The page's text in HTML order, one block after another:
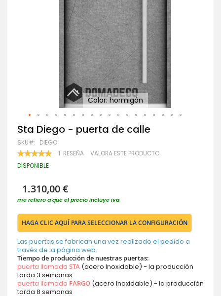
Color: hormigón
Saltar
al
comienzo
de
la
galería
imágenes
Sta Diego - puerta de calle
SKU DIEGO
VALORACIÓN:
100 100
1 RESEÑA VALORA ESTE PRODUCTO
DISPONIBLE
1.310,00 €
me refiero a que el precio incluye iva
HAGA CLIC AQUÍ PARA SELECCIONAR LA CONFIGURACIÓN
Las puertas se fabrican una vez realizado el pedido a
través de la página web.
Tiempo de producción de nuestras puertas:
puerta llamada STA (acero Inoxidable) - la producción
tarda 3 semanas
puerta llamada FARGO (acero Inoxidable) - la producción
tarda 8 semanas